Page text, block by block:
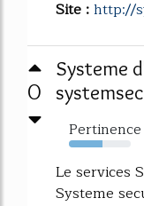
Site :http://
0
Systeme
Pertinence
54%
Le services
Systeme